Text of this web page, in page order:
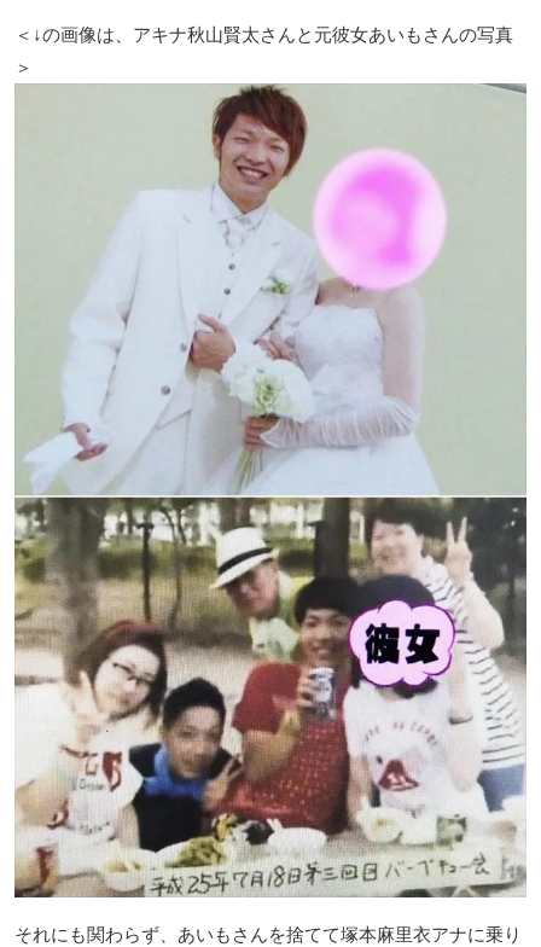
＜↓の画像は、アキナ秋山賢太さんと元彼女あいもさんの写真
＞
それにも関わらず、あいもさんを捨てて塚本麻里衣アナに乗り